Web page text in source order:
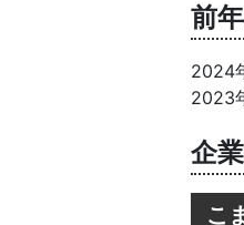
前
2024
2023
企
こ